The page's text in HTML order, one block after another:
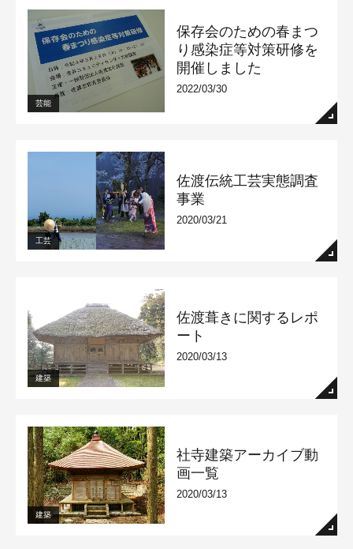
芸能
保存会のための春まつ
り感染症等対策研修を
開催しました
2022/03/30
工芸
佐渡伝統工芸実態調査
事業
2020/03/21
建築
佐渡葺きに関するレポ
ート
2020/03/13
建築
社寺建築アーカイブ動
画一覧
2020/03/13